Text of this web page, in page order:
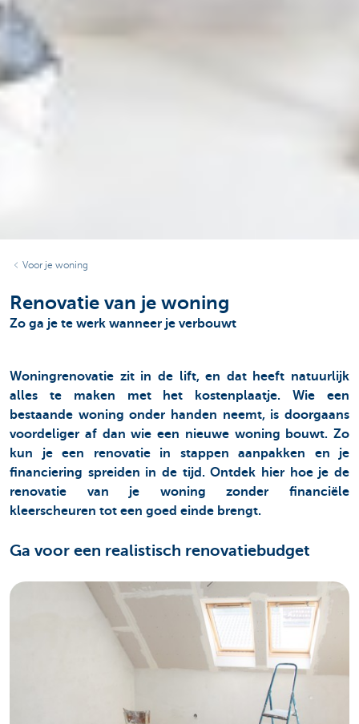
Voor je woning
Renovatie van je woning
Zo ga je te werk wanneer je verbouwt
Woningrenovatie zit in de lift, en dat heeft natuurlijk
alles te maken met het kostenplaatje. Wie een
bestaande woning onder handen neemt, is doorgaans
voordeliger af dan wie een nieuwe woning bouwt. Zo
kun je een renovatie in stappen aanpakken en je
financiering spreiden in de tijd. Ontdek hier hoe je de
renovatie van je woning zonder financiële
kleerscheuren tot een goed einde brengt.
Ga voor een realistisch renovatiebudget